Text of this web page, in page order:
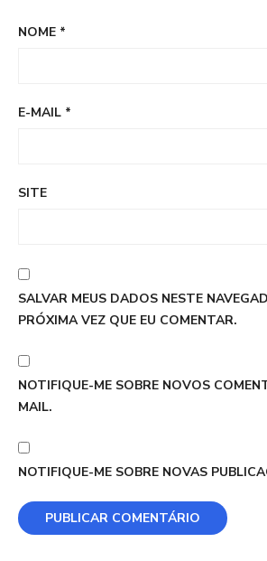
NOME *
E-MAIL *
SITE
SALVAR MEUS DADOS NESTE
PRÓXIMA VEZ QUE EU COMENTAR.
NOTIFIQUE-ME SOBRE NOVOS
MAIL.
NOTIFIQUE-ME SOBRE NOVAS